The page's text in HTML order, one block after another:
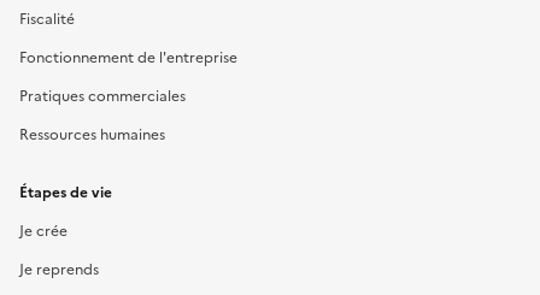
Fiscalité
Fonctionnement de l'entreprise
Pratiques commerciales
Ressources humaines
Étapes de vie
Je crée
Je reprends